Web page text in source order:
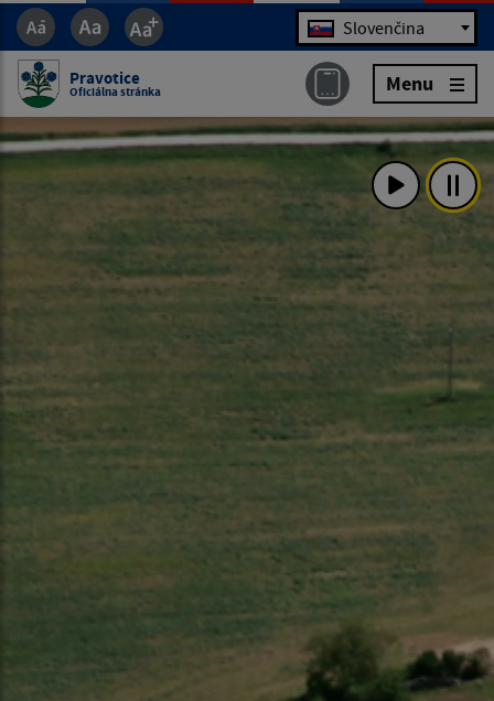
Jazyk Slovenčina
Pravotice
Oficiálna stránka Menu